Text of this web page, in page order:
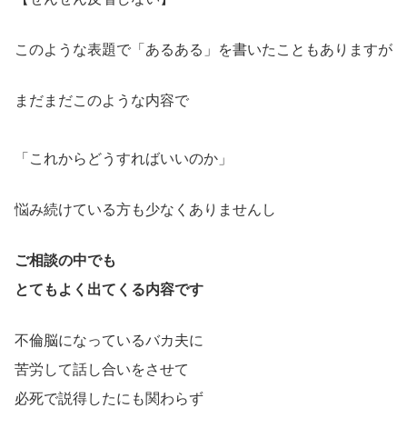
このような表題で「あるある」を書いたこともありますが
まだまだこのような内容で
「これからどうすればいいのか」
悩み続けている方も少なくありませんし
ご相談の中でも
とてもよく出てくる内容です
不倫脳になっているバカ夫に
苦労して話し合いをさせて
必死で説得したにも関わらず